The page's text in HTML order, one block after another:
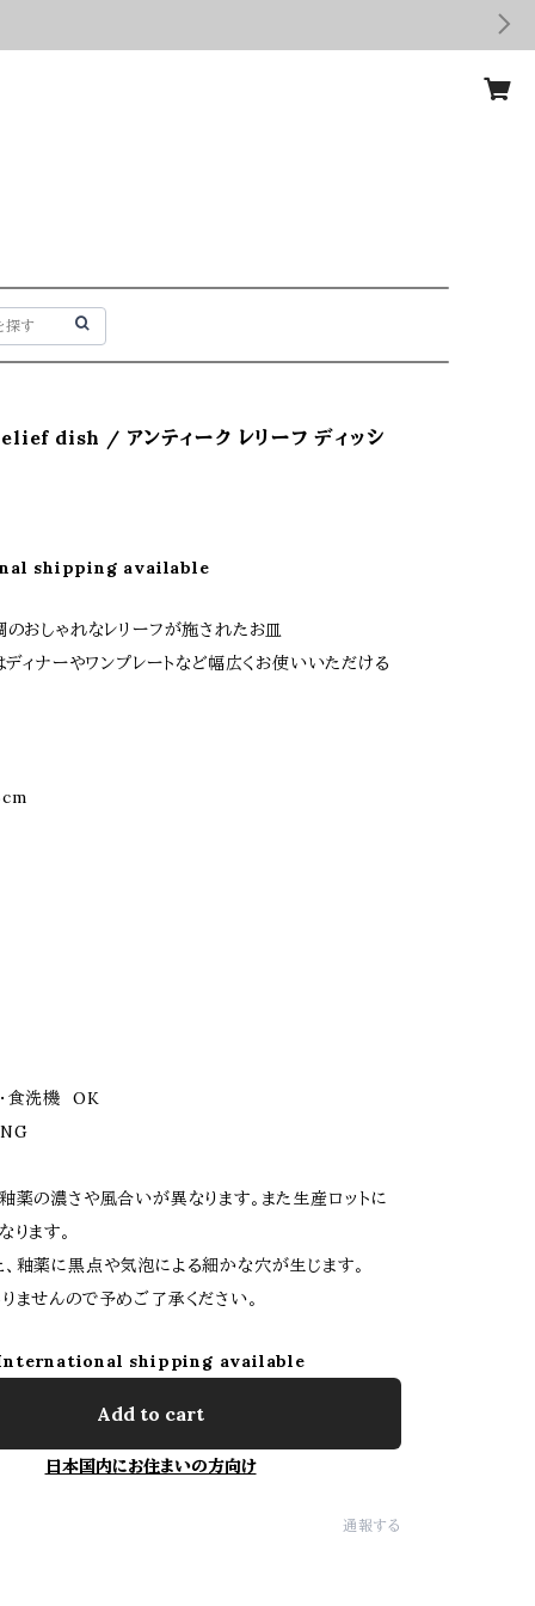
dish / アンティーク レリーフ ディッシ
shipping available
のおしゃれなレリーフが施されたお皿
ィナーやワンプレートなど幅広くお使いいただける
食洗機 OK
薬の濃さや風合いが異なります。また生産ロットに
ります。
釉薬に黒点や気泡による細かな穴が生じます。
ませんので予めご了承ください。
shipping available
Add to cart
日本国内にお住まいの方向け
通報する